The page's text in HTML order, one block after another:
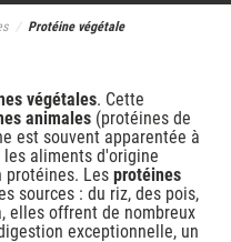
Protéine végétale
végétales. Cette
animales (protéines de
est souvent apparentée à
aliments d'origine
protéines. Les protéines
sources : du riz, des pois,
elles offrent de nombreux
exceptionnelle, un